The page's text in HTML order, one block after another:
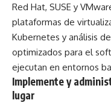
Red Hat, SUSE y
plataformas de
Kubernetes y análisis
optimizados para el
ejecutan en entornos
Implemente y
lugar